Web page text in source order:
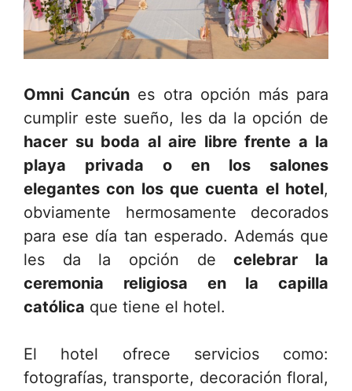
Omni Cancún es otra opción más para
cumplir este sueño, les da la opción de
hacer su boda al aire libre frente a la
playa privada o en los salones
elegantes con los que cuenta el hotel,
obviamente hermosamente decorados
para ese día tan esperado. Además que
les da la opción decelebrar la
ceremonia religiosa en la capilla
católica que tiene el hotel.
El hotel ofrece servicios como:
fotografías, transporte, decoración floral,